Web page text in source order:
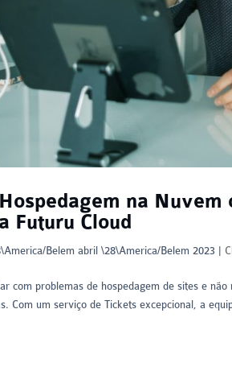
na Nuvem
Futuru Cloud
Belem abril \28\America/Belem 2023
com problemas de hospedagem de sites e
Com um serviço de Tickets excepcional, a